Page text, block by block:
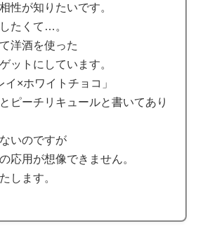
性が知りたいです。
たくて…。
洋酒を使った
ットにしています。
イ×ホワイトチョコ」
ピーチリキュールと書いてあり
いのですが
応用が想像できません。
します。